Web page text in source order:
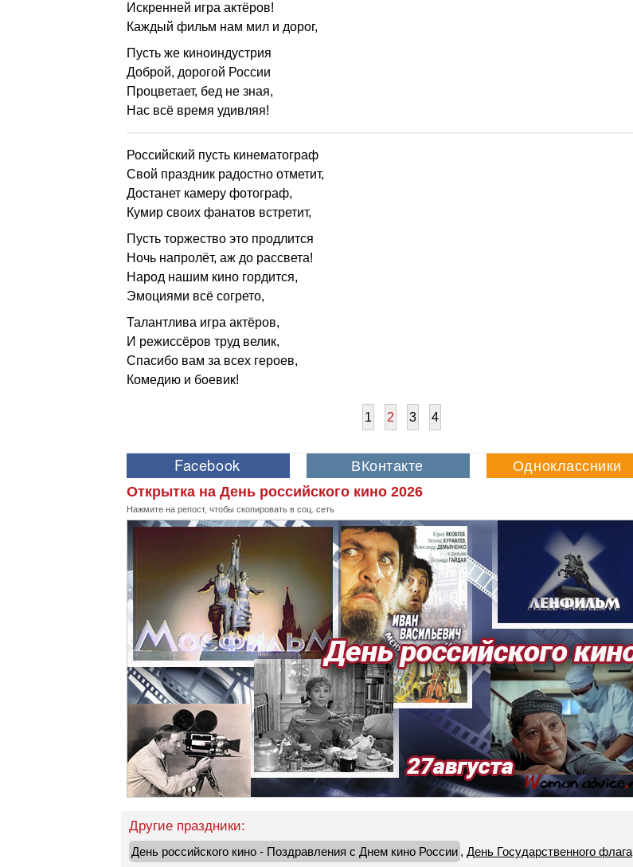
Искренней игра актёров!
Каждый фильм нам мил и дорог,
Пусть же киноиндустрия
Доброй, дорогой России
Процветает, бед не зная,
Нас всё время удивляя!
Российский пусть кинематограф
Свой праздник радостно отметит,
Достанет камеру фотограф,
Кумир своих фанатов встретит,
Пусть торжество это продлится
Ночь напролёт, аж до рассвета!
Народ нашим кино гордится,
Эмоциями всё согрето,
Талантлива игра актёров,
И режиссёров труд велик,
Спасибо вам за всех героев,
Комедию и боевик!
1 2 3 4
Открытка на День российского кино 2026
Нажмите на репост, чтобы скопировать в соц. сеть
Другие праздники:
День российского кино - Поздравления с Днем кино России , День Государственного флага